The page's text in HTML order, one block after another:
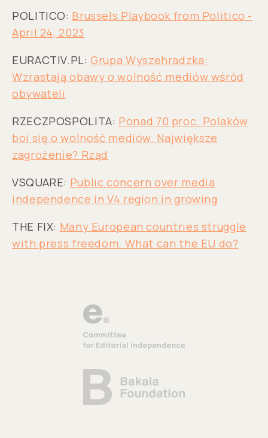
POLITICO: Brussels Playbook from Politico -
April 24, 2023
EURACTIV.PL:Grupa Wyszehradzka:
Wzrastają obawy o wolność mediów wśród
obywateli
RZECZPOSPOLITA: Ponad 70 proc. Polaków
boi się o wolność mediów. Największe
zagrożenie? Rząd
VSQUARE: Public concern over media
independence in V4 region in growing
THE FIX: Many European countries struggle
with press freedom. What can the EU do?